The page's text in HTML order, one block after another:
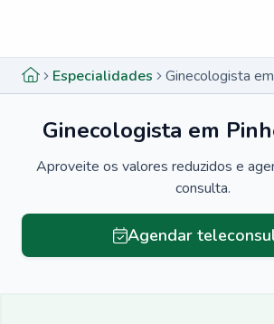
Especialidades
Ginecologista em
Aproveite os valores reduzidos e
consulta.
Agendar